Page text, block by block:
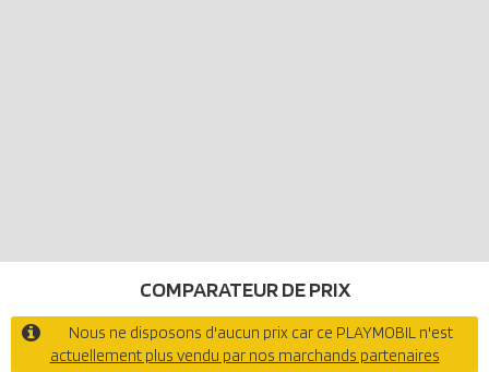
COMPARATEUR DE PRIX
Nous ne disposons d'aucun prix car ce PLAYMOBIL n'est
actuellement plus vendu par nos marchands partenaires